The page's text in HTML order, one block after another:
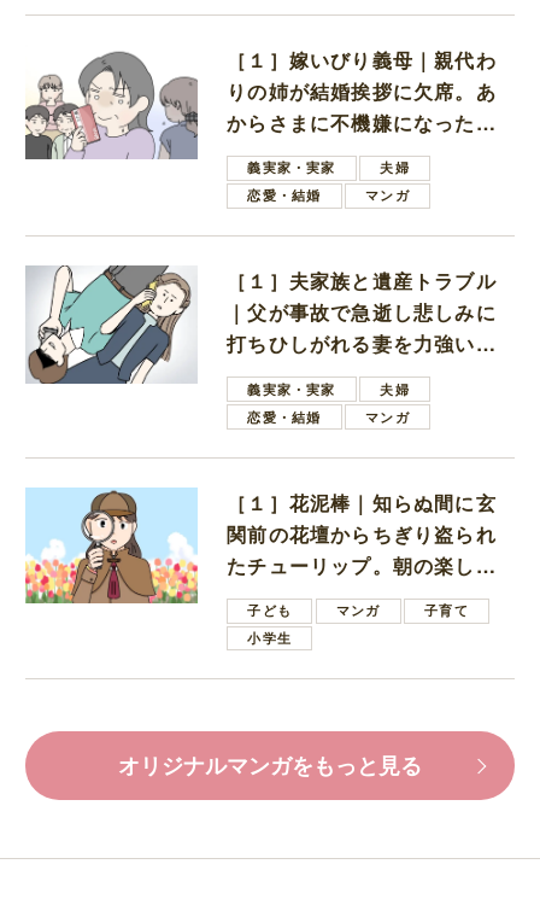
［１］嫁いびり義母｜親代わ
りの姉が結婚挨拶に欠席。あ
からさまに不機嫌になった義
母義実家・実家
夫婦
恋愛・結婚
マンガ
［１］夫家族と遺産トラブル
｜父が事故で急逝し悲しみに
打ちひしがれる妻を力強い言
葉で励ます夫
義実家・実家
夫婦
恋愛・結婚
マンガ
［１］花泥棒｜知らぬ間に玄
関前の花壇からちぎり盗られ
たチューリップ。朝の楽しみ
を奪われたショックは大きい
子ども マンガ
子育て
小学生
オリジナルマンガをもっと見る